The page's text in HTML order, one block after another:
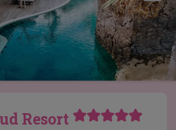
Resort